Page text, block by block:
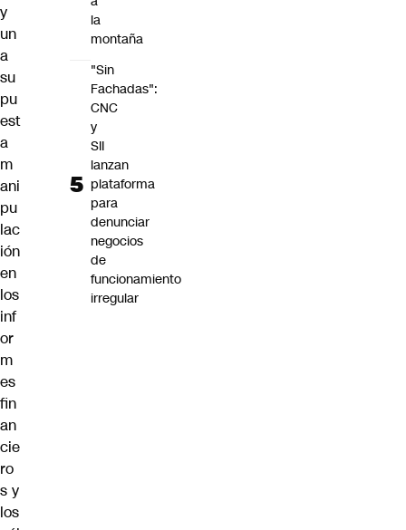
y
un
a
su
pu
est
a
m
ani
pu
lac
ión
en
los
inf
or
m
es
fin
an
cie
ro
s y
los
la
montaña
"Sin
Fachadas":
CNC
y
SII
lanzan
plataforma
para
denunciar
negocios
de
funcionamiento
irregular